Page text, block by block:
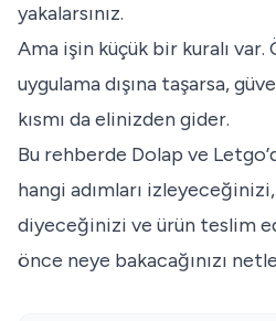
yakalarsınız.
Ama işin küçük bir kuralı
uygulama dışına taşarsa,
kısmı da elinizden gider.
Bu rehberde Dolap ve
hangi adımları
diyeceğinizi ve ürün teslim
önce neye bakacağınızı